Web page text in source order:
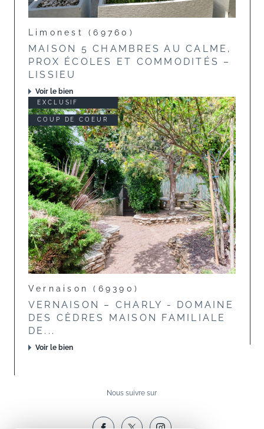
Limonest (69760)
MAISON 5 CHAMBRES AU CALME,
PROX ÉCOLES ET COMMODITÉS –
LISSIEU
Voir le bien
EXCLUSIF
COUP DE COEUR
Vernaison (69390)
VERNAISON – CHARLY - DOMAINE
DES CÈDRES MAISON FAMILIALE
DE...
Voir le bien
Nous suivre sur